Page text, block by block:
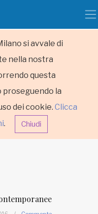
si avvale di
nella nostra
questa
proseguendo la
dei cookie. Clicca
. Chiudi